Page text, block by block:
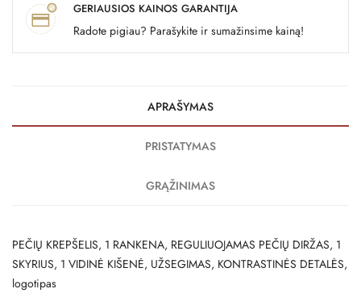
GERIAUSIOS KAINOS GARANTIJA
Radote pigiau? Parašykite ir sumažinsime kainą!
APRAŠYMAS
PRISTATYMAS
GRĄŽINIMAS
PEČIŲ KREPŠELIS, 1 RANKENA, REGULIUOJAMAS PEČIŲ DIRŽAS, 1
SKYRIUS, 1 VIDINĖ KIŠENĖ, UŽSEGIMAS, KONTRASTINĖS DETALĖS,
logotipas